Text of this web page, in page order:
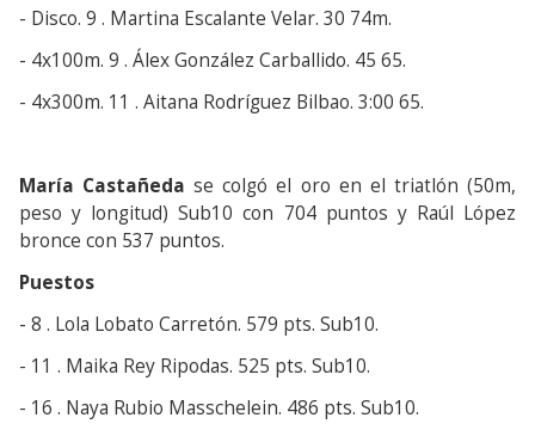
- Disco. 9 . Martina Escalante Velar. 30 74m.
- 4x100m. 9 . Álex González Carballido. 45 65.
- 4x300m. 11 . Aitana Rodríguez Bilbao. 3:00 65.
María Castañeda se colgó el oro en el triatlón (50m,
peso y longitud) Sub10 con 704 puntos y Raúl López
bronce con 537 puntos.
Puestos
- 8 . Lola Lobato Carretón. 579 pts. Sub10.
- 11 . Maika Rey Ripodas. 525 pts. Sub10.
- 16 . Naya Rubio Masschelein. 486 pts. Sub10.